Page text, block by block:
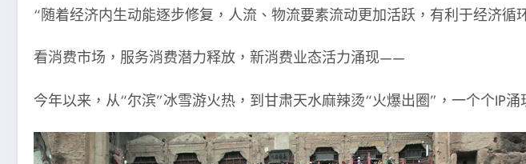
“随着经济内生动能逐步修复，人流、物流要素流动更加活跃，有利于经济循
看消费市场，服务消费潜力释放，新消费业态活力涌现——
今年以来，从“尔滨”冰雪游火热，到甘肃天水麻辣烫“火爆出圈”，一个个IP涌